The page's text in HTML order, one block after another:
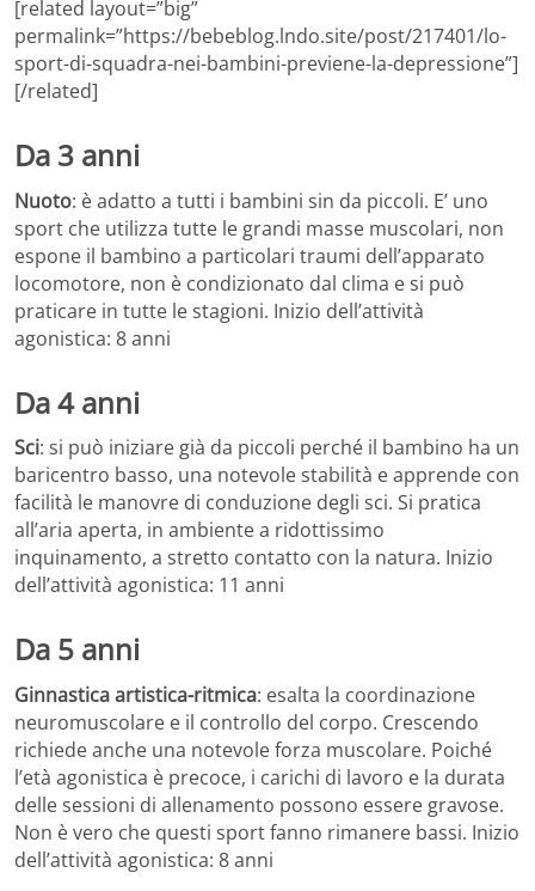
[related layout=”big”
permalink=”https://bebeblog.lndo.site/post/217401/lo-
sport-di-squadra-nei-bambini-previene-la-depressione”]
[/related]
Da 3 anni
Nuoto: è adatto a tutti i bambini sin da piccoli. E’ uno
sport che utilizza tutte le grandi masse muscolari, non
espone il bambino a particolari traumi dell’apparato
locomotore, non è condizionato dal clima e si può
praticare in tutte le stagioni. Inizio dell’attività
agonistica: 8 anni
Da 4 anni
Sci: si può iniziare già da piccoli perché il bambino ha un
baricentro basso, una notevole stabilità e apprende con
facilità le manovre di conduzione degli sci. Si pratica
all’aria aperta, in ambiente a ridottissimo
inquinamento, a stretto contatto con la natura. Inizio
dell’attività agonistica: 11 anni
Da 5 anni
Ginnastica artistica-ritmica: esalta la coordinazione
neuromuscolare e il controllo del corpo. Crescendo
richiede anche una notevole forza muscolare. Poiché
l’età agonistica è precoce, i carichi di lavoro e la durata
delle sessioni di allenamento possono essere gravose.
Non è vero che questi sport fanno rimanere bassi. Inizio
dell’attività agonistica: 8 anni